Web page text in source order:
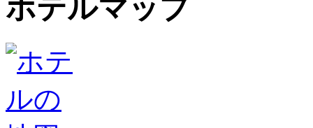
ホテルマップ